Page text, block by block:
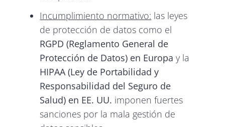
Incumplimiento normativo: las leyes
de protección de datos como el
RGPD (Reglamento General de
Protección de Datos) en Europa y la
HIPAA (Ley de Portabilidad y
Responsabilidad del Seguro de
Salud) en EE. UU. imponen fuertes
sanciones por la mala gestión de